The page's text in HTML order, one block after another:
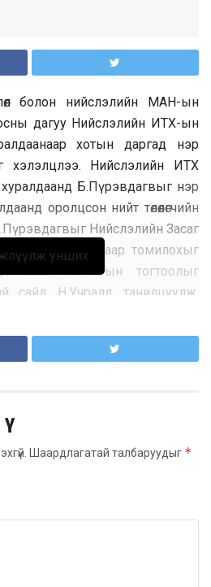
болон нийслэлийн МАН-ын
дагуу Нийслэлийн ИТХ-ын
хотын даргад нэр
хэлэлцлээ. Нийслэлийн ИТХ
Б.Пүрэвдагвыг нэр
оролцсон нийт төлөөлөгчийн
Нийслэлийн Засаг
хотын Захирагчаар томилохыг
НИТХ-ын тогтоолыг
сайд Н.Учралд танилцуулж,
унших
Шаардлагатай талбаруудыг *